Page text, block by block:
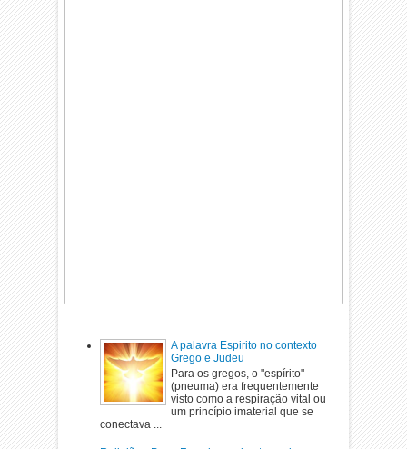
A palavra Espirito no contexto
Grego e Judeu
Para os gregos, o "espírito"
(pneuma) era frequentemente
visto como a respiração vital ou
um princípio imaterial que se
conectava ...